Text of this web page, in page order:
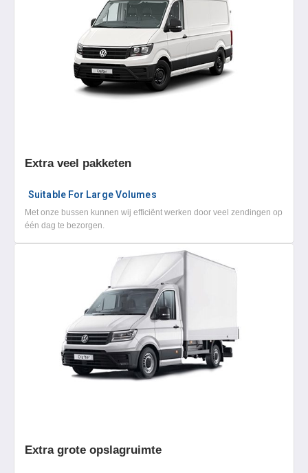
Extra veel pakketen
Suitable For Large Volumes
Met onze bussen kunnen wij efficiënt werken door veel zendingen op
één dag te bezorgen.
Extra grote opslagruimte